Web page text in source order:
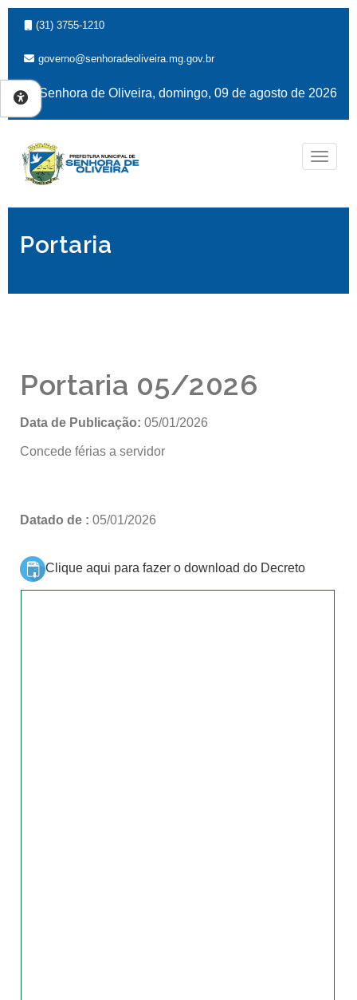
(31) 3755-1210
governo@senhoradeoliveira.mg.gov.br
Senhora de Oliveira, domingo, 09 de agosto de 2026
Portaria
Portaria 05/2026
Data de Publicação: 05/01/2026
Concede férias a servidor
Datado de : 05/01/2026
Clique aqui para fazer o download do Decreto